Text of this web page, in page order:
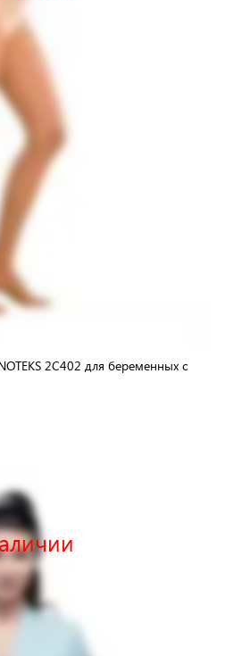
2C402 для беременных с